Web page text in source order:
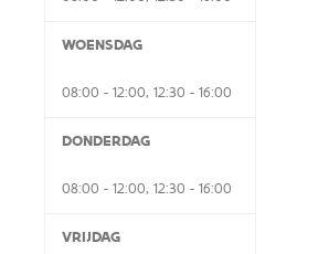
WOENSDAG
08:00 - 12:00, 12:30 - 16:00
DONDERDAG
08:00 - 12:00, 12:30 - 16:00
VRIJDAG